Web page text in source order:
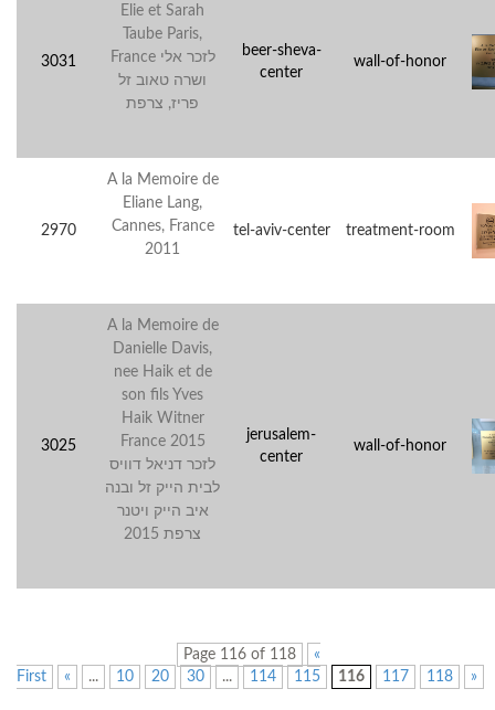
3031
Elie et Sarah
Taube Paris,
France לזכר אלי
ושרה טאוב זל
פריז, צרפת
beer-sheva-
center
wall-of-honor
2970
A la Memoire de
Eliane Lang,
Cannes, France
2011
tel-aviv-center treatment-room
3025
A la Memoire de
Danielle Davis,
nee Haik et de
son fils Yves
Haik Witner
France 2015
לזכר דניאל דוויס
לבית הייק זל ובנה
איב הייק ויטנר
צרפת 2015
jerusalem-
center
wall-of-honor
Page 116 of 118
«
First
« ... 10 20 30 ... 114 115 116 117 118 »